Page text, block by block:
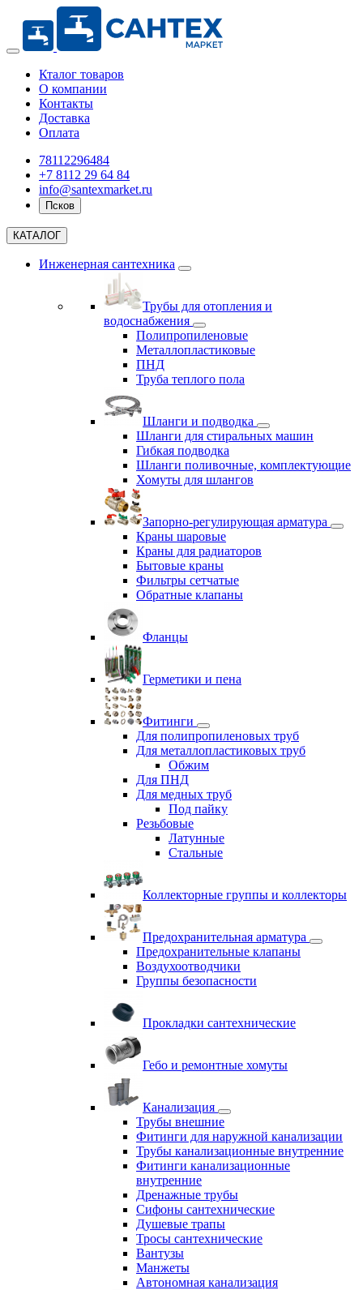
Кталог товаров
О компании
Контакты
Доставка
Оплата
78112296484
+7 8112 29 64 84
info@santexmarket.ru
Псков
КАТАЛОГ
Инженерная сантехника
Трубы для отопления и
водоснабжения
Полипропиленовые
Металлопластиковые
ПНД
Труба теплого пола
Шланги и подводка
Шланги для стиральных машин
Гибкая подводка
Шланги поливочные, комплектующие
Хомуты для шлангов
Запорно-регулирующая арматура
Краны шаровые
Краны для радиаторов
Бытовые краны
Фильтры сетчатые
Обратные клапаны
Фланцы
Герметики и пена
Фитинги
Для полипропиленовых труб
Для металлопластиковых труб
Обжим
Для ПНД
Для медных труб
Под пайку
Резьбовые
Латунные
Cтальные
Коллекторные группы и коллекторы
Предохранительная арматура
Предохранительные клапаны
Воздухоотводчики
Группы безопасности
Прокладки сантехнические
Гебо и ремонтные хомуты
Канализация
Трубы внешние
Фитинги для наружной канализации
Трубы канализационные внутренние
Фитинги канализационные
внутренние
Дренажные трубы
Сифоны сантехнические
Душевые трапы
Тросы сантехнические
Вантузы
Манжеты
Автономная канализация